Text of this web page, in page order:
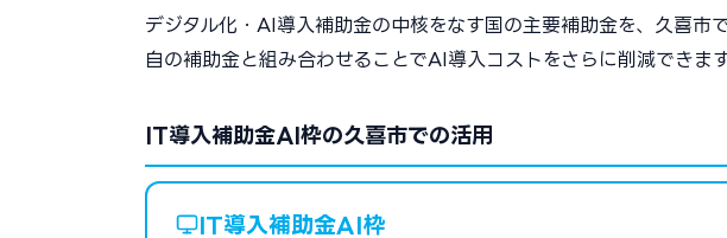
デジタル化・AI導入補助金の中核をなす国の主要補助金を、久喜市
自の補助金と組み合わせることでAI導入コストをさらに削減できます
IT導入補助金AI枠の久喜市での活用
IT導入補助金AI枠